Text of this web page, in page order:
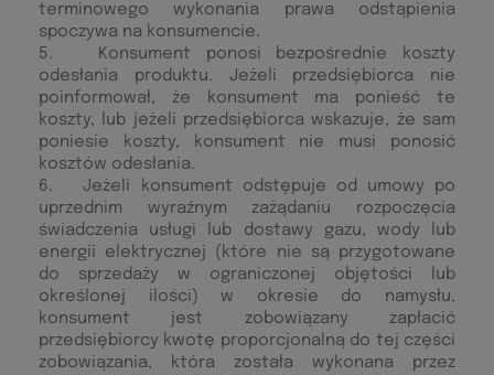
terminowego wykonania prawa odstąpienia
spoczywa na konsumencie.
5. Konsument ponosi bezpośrednie koszty
odesłania produktu. Jeżeli przedsiębiorca nie
poinformował, że konsument ma ponieść te
koszty, lub jeżeli przedsiębiorca wskazuje, że sam
poniesie koszty, konsument nie musi ponosić
kosztów odesłania.
6. Jeżeli konsument odstępuje od umowy po
uprzednim wyraźnym zażądaniu rozpoczęcia
świadczenia usługi lub dostawy gazu, wody lub
energii elektrycznej (które nie są przygotowane
do sprzedaży w ograniczonej objętości lub
określonej ilości) w okresie do namysłu,
konsument jest zobowiązany zapłacić
przedsiębiorcy kwotę proporcjonalną do tej części
zobowiązania, która została wykonana przez